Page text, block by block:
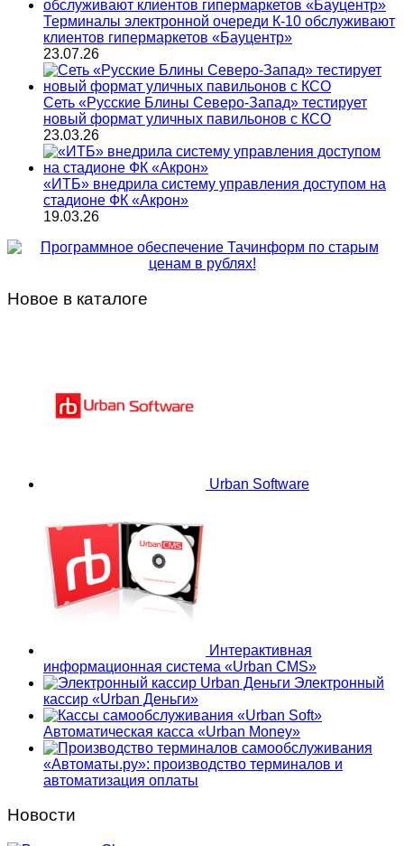
Терминалы электронной очереди К-10 обслуживают
клиентов гипермаркетов «Бауцентр»
23.07.26
Сеть «Русские Блины Северо-Запад» тестирует
новый формат уличных павильонов с КСО
23.03.26
«ИТБ» внедрила систему управления доступом на
стадионе ФК «Акрон»
19.03.26
Новое в каталоге
Urban Software
Интерактивная
информационная система «Urban CMS»
Электронный
кассир «Urban Деньги»
Автоматическая касса «Urban Money»
«Автоматы.ру»: производство терминалов и
автоматизация оплаты
Новости